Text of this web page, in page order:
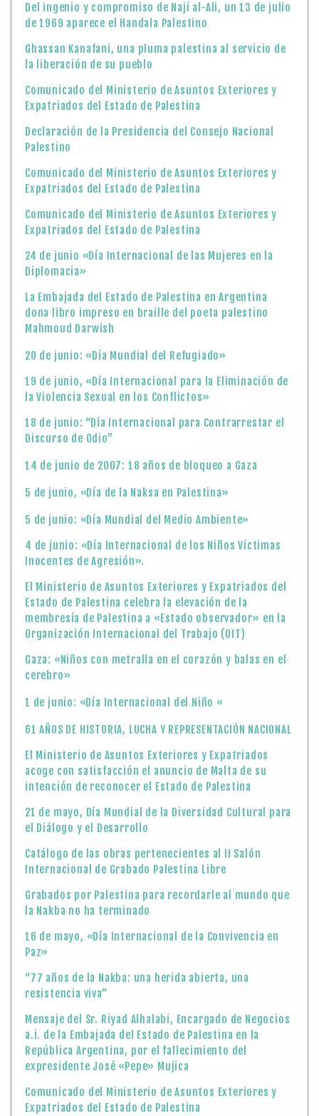
Del ingenio y compromiso de Nají al-Ali, un 13 de julio
de 1969 aparece el Handala Palestino
Ghassan Kanafani, una pluma palestina al servicio de
la liberación de su pueblo
Comunicado del Ministerio de Asuntos Exteriores y
Expatriados del Estado de Palestina
Declaración de la Presidencia del Consejo Nacional
Palestino
Comunicado del Ministerio de Asuntos Exteriores y
Expatriados del Estado de Palestina
Comunicado del Ministerio de Asuntos Exteriores y
Expatriados del Estado de Palestina
24 de junio «Día Internacional de las Mujeres en la
Diplomacia»
La Embajada del Estado de Palestina en Argentina
dona libro impreso en braille del poeta palestino
Mahmoud Darwish
20 de junio: «Día Mundial del Refugiado»
19 de junio, «Día Internacional para la Eliminación de
la Violencia Sexual en los Conflictos»
18 de junio: “Día Internacional para Contrarrestar el
Discurso de Odio”
14 de junio de 2007: 18 años de bloqueo a Gaza
5 de junio, «Día de la Naksa en Palestina»
5 de junio: «Día Mundial del Medio Ambiente»
4 de junio: «Día Internacional de los Niños Víctimas
Inocentes de Agresión».
El Ministerio de Asuntos Exteriores y Expatriados del
Estado de Palestina celebra la elevación de la
membresía de Palestina a «Estado observador» en la
Organización Internacional del Trabajo (OIT)
Gaza: «Niños con metralla en el corazón y balas en el
cerebro»
1 de junio: «Día Internacional del Niño «
61 AÑOS DE HISTORIA, LUCHA Y REPRESENTACIÓN NACIONAL
El Ministerio de Asuntos Exteriores y Expatriados
acoge con satisfacción el anuncio de Malta de su
intención de reconocer el Estado de Palestina
21 de mayo, Día Mundial de la Diversidad Cultural para
el Diálogo y el Desarrollo
Catálogo de las obras pertenecientes al II Salón
Internacional de Grabado Palestina Libre
Grabados por Palestina para recordarle al mundo que
la Nakba no ha terminado
16 de mayo, «Día Internacional de la Convivencia en
Paz»
“77 años de la Nakba: una herida abierta, una
resistencia viva”
Mensaje del Sr. Riyad Alhalabi, Encargado de Negocios
a.i. de la Embajada del Estado de Palestina en la
República Argentina, por el fallecimiento del
expresidente José «Pepe» Mujica
Comunicado del Ministerio de Asuntos Exteriores y
Expatriados del Estado de Palestina